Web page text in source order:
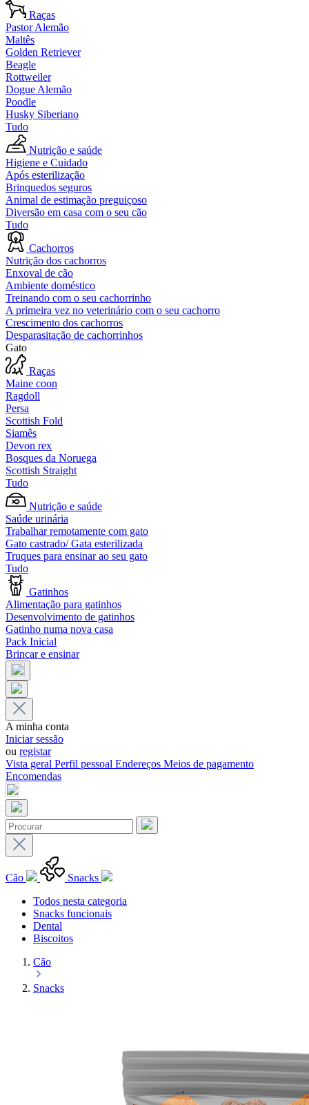
Raças
Pastor Alemão
Maltês
Golden Retriever
Beagle
Rottweiler
Dogue Alemão
Poodle
Husky Siberiano
Tudo
Nutrição e saúde
Higiene e Cuidado
Após esterilização
Brinquedos seguros
Animal de estimação preguiçoso
Diversão em casa com o seu cão
Tudo
Cachorros
Nutrição dos cachorros
Enxoval de cão
Ambiente doméstico
Treinando com o seu cachorrinho
A primeira vez no veterinário com o seu cachorro
Crescimento dos cachorros
Desparasitação de cachorrinhos
Gato
Raças
Maine coon
Ragdoll
Persa
Scottish Fold
Siamês
Devon rex
Bosques da Noruega
Scottish Straight
Tudo
Nutrição e saúde
Saúde urinária
Trabalhar remotamente com gato
Gato castrado/ Gata esterilizada
Truques para ensinar ao seu gato
Tudo
Gatinhos
Alimentação para gatinhos
Desenvolvimento de gatinhos
Gatinho numa nova casa
Pack Inicial
Brincar e ensinar
A minha conta
Iniciar sessão
ou registar
Vista geral Perfil pessoal Endereços Meios de pagamento
Encomendas
Cão
Snacks
Todos nesta categoria
Snacks funcionais
Dental
Biscoitos
Cão
Snacks